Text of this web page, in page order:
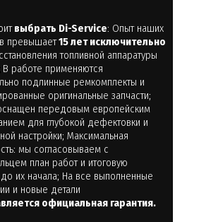
выбрать Di-Service: Опыт наших
превышает15 лет исключительно
топливной аппаратуры
В работе применяются
подлинные ремкомплекты и
оригинальные запчасти;
передовым европейским
для глубокой дефектовки и
настройки; Максимальная
мы согласовываем с
план работ и итоговую
до их начала; На все выполненные
и новые детали
официальная гарантия.